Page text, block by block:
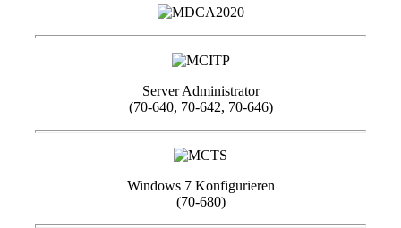
Server Administrator
(70-640, 70-642, 70-646)
Windows 7 Konfigurieren
(70-680)